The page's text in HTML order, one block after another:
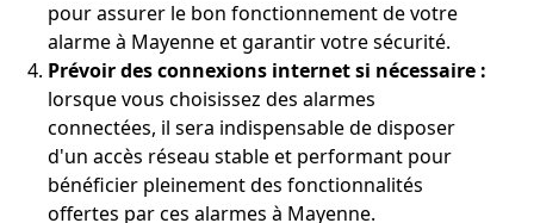
pour assurer le bon fonctionnement de votre
alarme à Mayenne et garantir votre sécurité.
Prévoir des connexions internet si nécessaire :
lorsque vous choisissez des alarmes
connectées, il sera indispensable de disposer
d'un accès réseau stable et performant pour
bénéficier pleinement des fonctionnalités
offertes par ces alarmes à Mayenne.